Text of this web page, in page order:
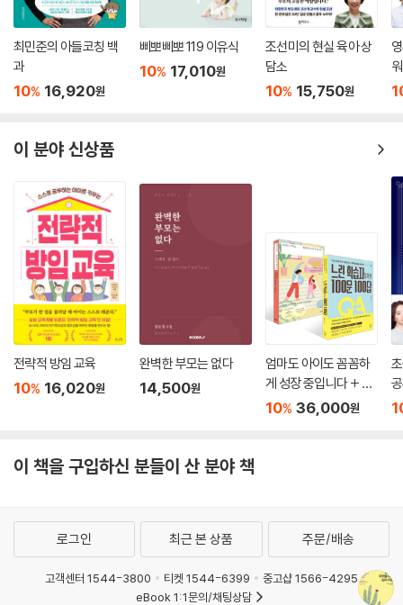
최민준의 아들코칭 백
과
10% 16,920원
삐뽀삐뽀 119 이유식
10% 17,010원
조선미의 현실 육아 상
담소
10% 15,750원
이 분야 신상품
전략적 방임 교육
10% 16,020원
완벽한 부모는 없다
14,500원
엄마도 아이도 꼼꼼하
게 성장 중입니다 + 느
린 학습자를 위한 100
10% 36,000원
이 책을 구입하신 분들이 산 분야 책
로그인 최근 본 상품 주문/배송
고객센터 1544-3800 티켓 1544-6399
중고샵 1566-4295
eBook 1:1문의/채팅상담